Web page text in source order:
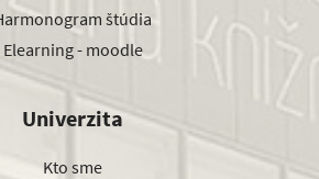
štúdia
Elearning - moodle
Univerzita
Kto sme